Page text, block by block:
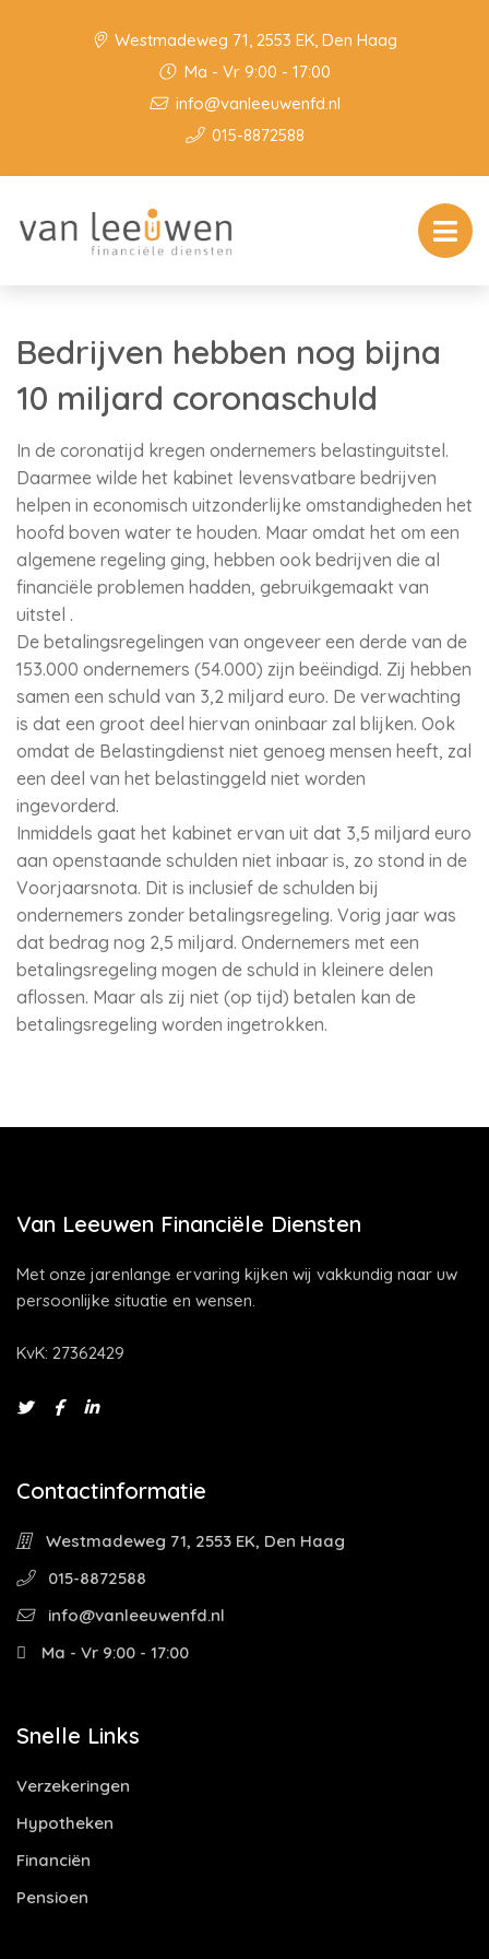
Westmadeweg 71, 2553 EK, Den Haag
Ma - Vr 9:00 - 17:00
info@vanleeuwenfd.nl
015-8872588
Bedrijven hebben nog bijna
10 miljard coronaschuld
In de coronatijd kregen ondernemers belastinguitstel.
Daarmee wilde het kabinet levensvatbare bedrijven
helpen in economisch uitzonderlijke omstandigheden het
hoofd boven water te houden. Maar omdat het om een
algemene regeling ging, hebben ook bedrijven die al
financiële problemen hadden, gebruikgemaakt van
uitstel .
De betalingsregelingen van ongeveer een derde van de
153.000 ondernemers (54.000) zijn beëindigd. Zij hebben
samen een schuld van 3,2 miljard euro. De verwachting
is dat een groot deel hiervan oninbaar zal blijken. Ook
omdat de Belastingdienst niet genoeg mensen heeft, zal
een deel van het belastinggeld niet worden
ingevorderd.
Inmiddels gaat het kabinet ervan uit dat 3,5 miljard euro
aan openstaande schulden niet inbaar is, zo stond in de
Voorjaarsnota. Dit is inclusief de schulden bij
ondernemers zonder betalingsregeling. Vorig jaar was
dat bedrag nog 2,5 miljard. Ondernemers met een
betalingsregeling mogen de schuld in kleinere delen
aflossen. Maar als zij niet (op tijd) betalen kan de
betalingsregeling worden ingetrokken.
Van Leeuwen Financiële Diensten
Met onze jarenlange ervaring kijken wij vakkundig naar uw
persoonlijke situatie en wensen.
KvK: 27362429
Contactinformatie
Westmadeweg 71, 2553 EK, Den Haag
015-8872588
info@vanleeuwenfd.nl
Ma - Vr 9:00 - 17:00
Snelle Links
Verzekeringen
Hypotheken
Financiën
Pensioen